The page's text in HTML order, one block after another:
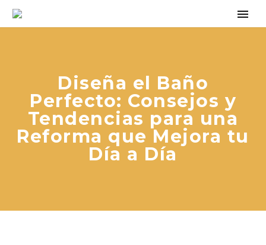
Diseña el Baño
Perfecto: Consejos y
Tendencias para una
Reforma que Mejora tu
Día a Día